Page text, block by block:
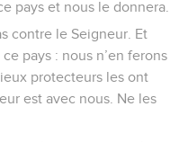
pays et nous le donnera.
contre le Seigneur. Et
pays : nous n’en ferons
protecteurs les ont
est avec nous. Ne les